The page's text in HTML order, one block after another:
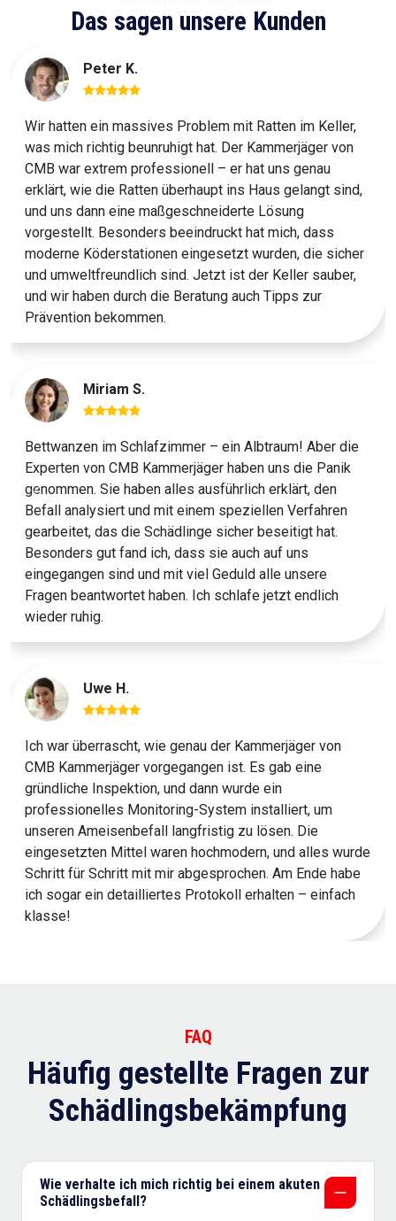
Das sagen unsere Kunden
Peter K.
Wir hatten ein massives Problem mit Ratten im Keller,
was mich richtig beunruhigt hat. Der Kammerjäger von
CMB war extrem professionell – er hat uns genau
erklärt, wie die Ratten überhaupt ins Haus gelangt sind,
und uns dann eine maßgeschneiderte Lösung
vorgestellt. Besonders beeindruckt hat mich, dass
moderne Köderstationen eingesetzt wurden, die sicher
und umweltfreundlich sind. Jetzt ist der Keller sauber,
und wir haben durch die Beratung auch Tipps zur
Prävention bekommen.
Miriam S.
Bettwanzen im Schlafzimmer – ein Albtraum! Aber die
Experten von CMB Kammerjäger haben uns die Panik
genommen. Sie haben alles ausführlich erklärt, den
Befall analysiert und mit einem speziellen Verfahren
gearbeitet, das die Schädlinge sicher beseitigt hat.
Besonders gut fand ich, dass sie auch auf uns
eingegangen sind und mit viel Geduld alle unsere
Fragen beantwortet haben. Ich schlafe jetzt endlich
wieder ruhig.
Uwe H.
Ich war überrascht, wie genau der Kammerjäger von
CMB Kammerjäger vorgegangen ist. Es gab eine
gründliche Inspektion, und dann wurde ein
professionelles Monitoring-System installiert, um
unseren Ameisenbefall langfristig zu lösen. Die
eingesetzten Mittel waren hochmodern, und alles wurde
Schritt für Schritt mit mir abgesprochen. Am Ende habe
ich sogar ein detailliertes Protokoll erhalten – einfach
klasse!
Previous
FAQ
Häufig gestellte Fragen zur
Schädlingsbekämpfung
Wie verhalte ich mich richtig bei einem akuten
Schädlingsbefall?